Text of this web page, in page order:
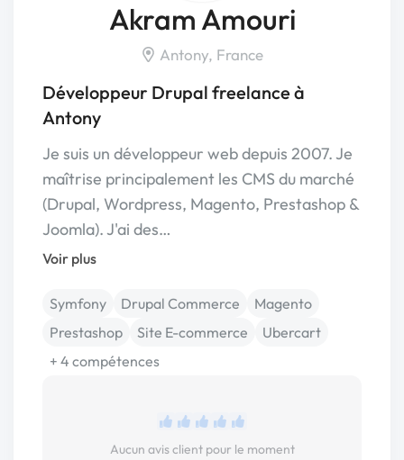
Akram Amouri
Antony, France
Développeur Drupal freelance à
Antony
Je suis un développeur web depuis 2007. Je
maîtrise principalement les CMS du marché
(Drupal, Wordpress, Magento, Prestashop &
Joomla). J'ai des…
Voir plus
Symfony Drupal Commerce
Magento
Prestashop
Site E-commerce
Ubercart
+ 4 compétences
Aucun avis client pour le moment